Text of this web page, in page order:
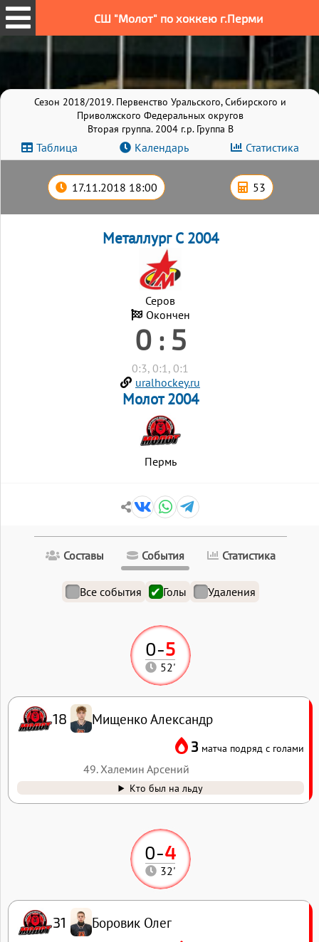
СШ "Молот" по хоккею г.Перми
Сезон 2018/2019. Первенство Уральского, Сибирского и
Приволжского Федеральных округов
Вторая группа. 2004 г.р. Группа B
Таблица Календарь Статистика
17.11.2018 18:00 53
Металлург С 2004
Серов
Окончен
0 : 5
0:3, 0:1, 0:1
uralhockey.ru
Молот 2004
Пермь
Составы События Статистика
Все события Голы Удаления
0-4
32'
31 Боровик Олег
0-5
52'
18 Мищенко Александр
3 матча подряд с голами
49. Халемин Арсений
Кто был на льду